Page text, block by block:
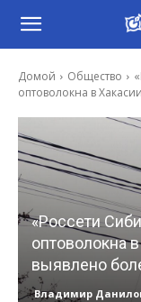
Домой Общество
оптоволокна в
«Россети
оптоволокна
выявлено
Владимир